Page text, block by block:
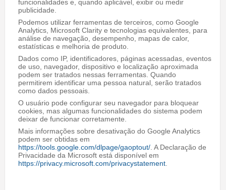
funcionalidades e, quando aplicável, exibir ou medir
publicidade.
Podemos utilizar ferramentas de terceiros, como Google
Analytics, Microsoft Clarity e tecnologias equivalentes, para
análise de navegação, desempenho, mapas de calor,
estatísticas e melhoria de produto.
Dados como IP, identificadores, páginas acessadas, eventos
de uso, navegador, dispositivo e localização aproximada
podem ser tratados nessas ferramentas. Quando
permitirem identificar uma pessoa natural, serão tratados
como dados pessoais.
O usuário pode configurar seu navegador para bloquear
cookies, mas algumas funcionalidades do sistema podem
deixar de funcionar corretamente.
Mais informações sobre desativação do Google Analytics
podem ser obtidas em
https://tools.google.com/dlpage/gaoptout/. A Declaração de
Privacidade da Microsoft está disponível em
https://privacy.microsoft.com/privacystatement.